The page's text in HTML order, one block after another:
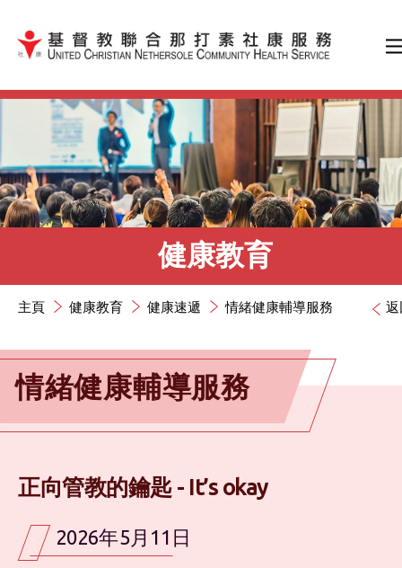
跳到內容（按輸入鍵）
健康教育
返
主頁 健康教育 健康速遞 情緒健康輔導服務
情緒健康輔導服務
正向管教的鑰匙 - It’s okay
2026年5月11日